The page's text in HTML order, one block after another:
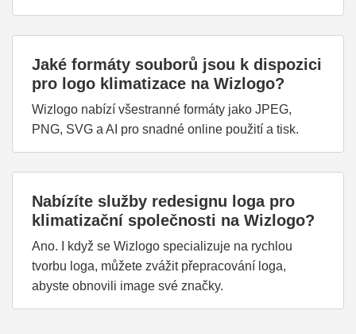
Jaké formáty souborů jsou k dispozici
pro logo klimatizace na Wizlogo?
Wizlogo nabízí všestranné formáty jako JPEG,
PNG, SVG a AI pro snadné online použití a tisk.
Nabízíte služby redesignu loga pro
klimatizační společnosti na Wizlogo?
Ano. I když se Wizlogo specializuje na rychlou
tvorbu loga, můžete zvážit přepracování loga,
abyste obnovili image své značky.